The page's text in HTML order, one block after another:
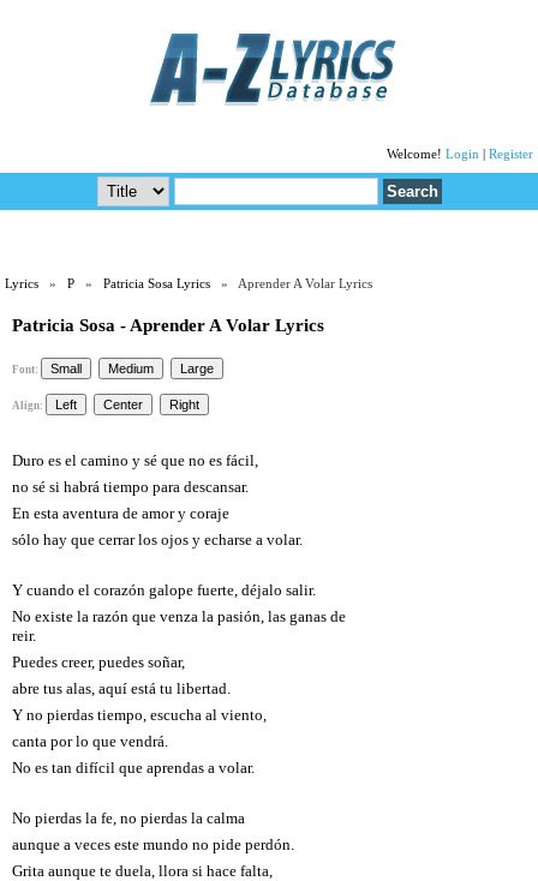
Welcome! Login Register
Lyrics »P »Patricia Sosa Lyrics » Aprender A Volar Lyrics
Patricia Sosa - Aprender A Volar Lyrics
Font:
Align:
Duro es el camino y sé que no es fácil,
no sé si habrá tiempo para descansar.
En esta aventura de amor y coraje
sólo hay que cerrar los ojos y echarse a volar.
Y cuando el corazón galope fuerte, déjalo salir.
No existe la razón que venza la pasión, las ganas de
reir.
Puedes creer, puedes soñar,
abre tus alas, aquí está tu libertad.
Y no pierdas tiempo, escucha al viento,
canta por lo que vendrá.
No es tan difícil que aprendas a volar.
No pierdas la fe, no pierdas la calma
aunque a veces este mundo no pide perdón.
Grita aunque te duela, llora si hace falta,